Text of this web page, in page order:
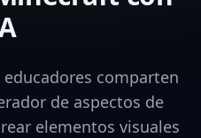
comparten
de aspectos de
elementos visuales